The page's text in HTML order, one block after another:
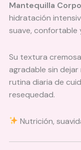
Mantequilla
hidratación
suave, confortable
Su textura
agradable sin
rutina diaria de
resequedad.
Nutrición,